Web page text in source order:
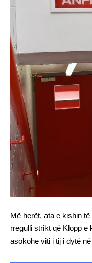
Më herët, ata e kishin
rregulli strikt që Klopp e
asokohe viti i tij i dytë